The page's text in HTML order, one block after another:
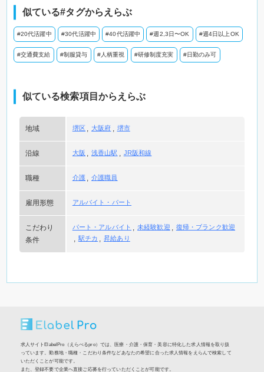
似ている#タグからえらぶ
#20代活躍中 #30代活躍中 #40代活躍中 #週2,3日〜OK #週4日以上OK
#交通費支給 #制服貸与 #人柄重視 #研修制度充実 #日勤のみ可
似ている検索項目からえらぶ
地域 堺区 大阪府 堺市
沿線 大阪 浅香山駅 JR阪和線
職種 介護 介護職員
雇用形態 アルバイト・パート
こだわり
条件
パート・アルバイト 未経験歓迎
復帰・ブランク歓迎
駅チカ
昇給あり
求人サイトElabelPro（えらべるpro）では、医療・介護・保育・美容に特化した求人情報を取り扱
っています。勤務地・職種・こだわり条件などあなたの希望に合った求人情報をえらんで検索して
いただくことが可能です。
また、登録不要で企業へ直接ご応募を行っていただくことが可能です。